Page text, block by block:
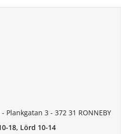
Plankgatan 3 - 372 31 RONNEBY
18, Lörd 10-14